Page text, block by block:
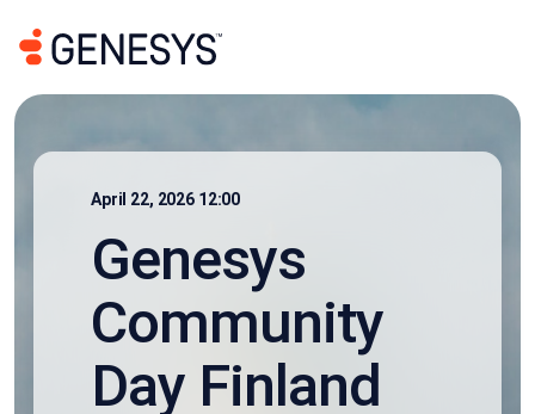
April 22, 2026 12:00
Genesys
Community
Day Finland